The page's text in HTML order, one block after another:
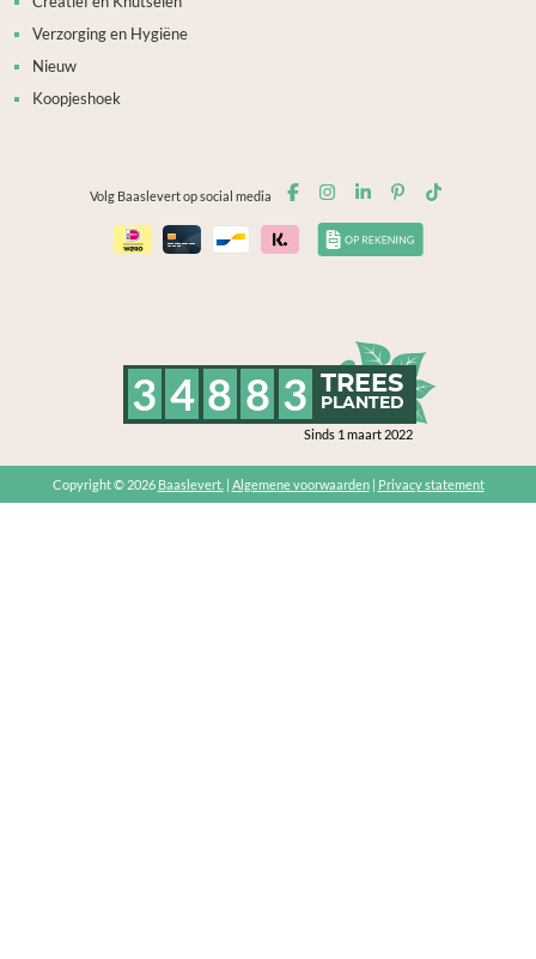
Verzorging en Hygiëne
Nieuw
Koopjeshoek
Volg Baaslevert op social media
3 4 8 8 3 TREES
PLANTED
Sinds 1 maart 2022
Copyright © 2026 Baaslevert. | Algemene voorwaarden| Privacy statement